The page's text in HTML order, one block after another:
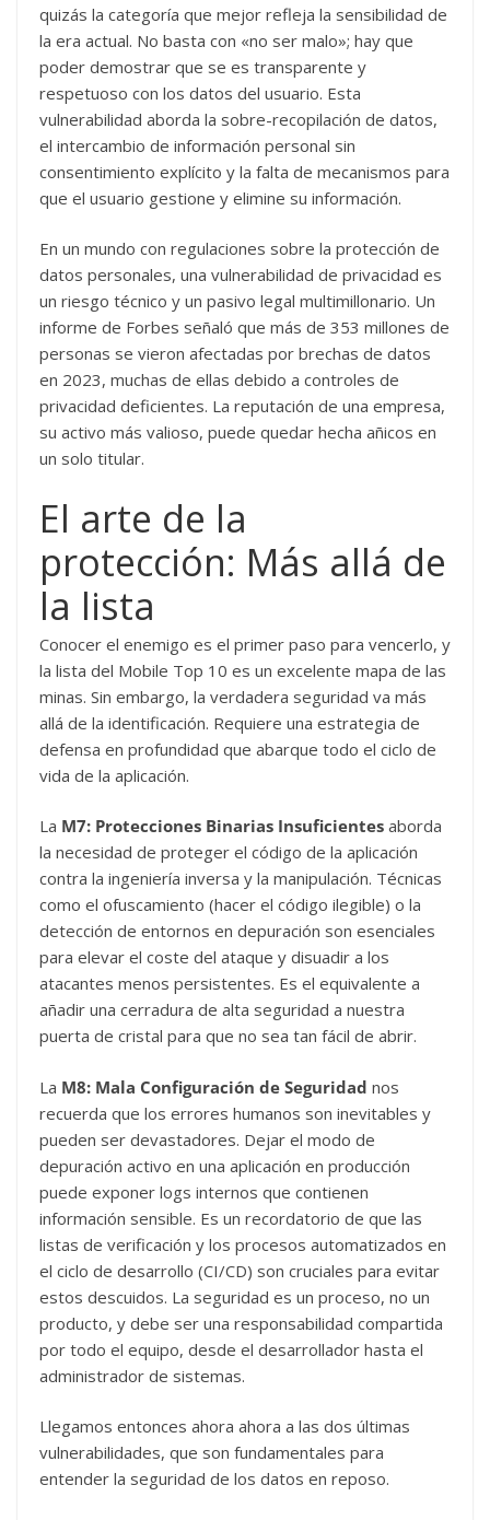
quizás la categoría que mejor refleja la sensibilidad de
la era actual. No basta con «no ser malo»; hay que
poder demostrar que se es transparente y
respetuoso con los datos del usuario. Esta
vulnerabilidad aborda la sobre-recopilación de datos,
el intercambio de información personal sin
consentimiento explícito y la falta de mecanismos para
que el usuario gestione y elimine su información.
En un mundo con regulaciones sobre la protección de
datos personales, una vulnerabilidad de privacidad es
un riesgo técnico y un pasivo legal multimillonario. Un
informe de Forbes señaló que más de 353 millones de
personas se vieron afectadas por brechas de datos
en 2023, muchas de ellas debido a controles de
privacidad deficientes. La reputación de una empresa,
su activo más valioso, puede quedar hecha añicos en
un solo titular.
El arte de la
protección: Más allá de
la lista
Conocer el enemigo es el primer paso para vencerlo, y
la lista del Mobile Top 10 es un excelente mapa de las
minas. Sin embargo, la verdadera seguridad va más
allá de la identificación. Requiere una estrategia de
defensa en profundidad que abarque todo el ciclo de
vida de la aplicación.
La M7: Protecciones Binarias Insuficientes aborda
la necesidad de proteger el código de la aplicación
contra la ingeniería inversa y la manipulación. Técnicas
como el ofuscamiento (hacer el código ilegible) o la
detección de entornos en depuración son esenciales
para elevar el coste del ataque y disuadir a los
atacantes menos persistentes. Es el equivalente a
añadir una cerradura de alta seguridad a nuestra
puerta de cristal para que no sea tan fácil de abrir.
La M8: Mala Configuración de Seguridad nos
recuerda que los errores humanos son inevitables y
pueden ser devastadores. Dejar el modo de
depuración activo en una aplicación en producción
puede exponer logs internos que contienen
información sensible. Es un recordatorio de que las
listas de verificación y los procesos automatizados en
el ciclo de desarrollo (CI/CD) son cruciales para evitar
estos descuidos. La seguridad es un proceso, no un
producto, y debe ser una responsabilidad compartida
por todo el equipo, desde el desarrollador hasta el
administrador de sistemas.
Llegamos entonces ahora ahora a las dos últimas
vulnerabilidades, que son fundamentales para
entender la seguridad de los datos en reposo.